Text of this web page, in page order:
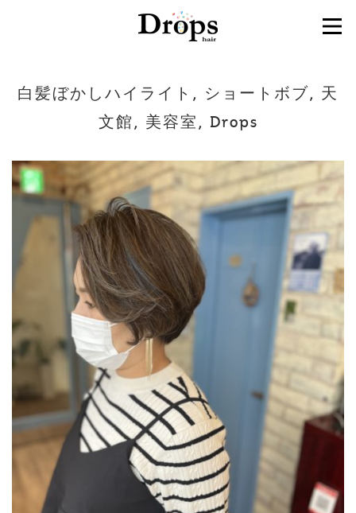
白髪ぼかしハイライト, ショートボブ, 天
文館, 美容室, Drops